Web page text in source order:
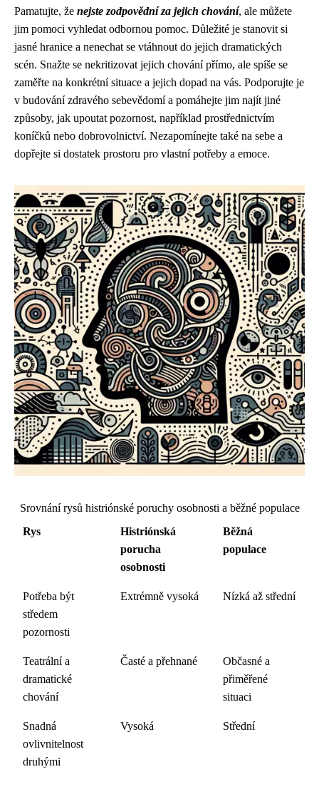
Pamatujte, že nejste zodpovědní za jejich chování, ale můžete
jim pomoci vyhledat odbornou pomoc. Důležité je stanovit si
jasné hranice a nenechat se vtáhnout do jejich dramatických
scén. Snažte se nekritizovat jejich chování přímo, ale spíše se
zaměřte na konkrétní situace a jejich dopad na vás. Podporujte je
v budování zdravého sebevědomí a pomáhejte jim najít jiné
způsoby, jak upoutat pozornost, například prostřednictvím
koníčků nebo dobrovolnictví. Nezapomínejte také na sebe a
dopřejte si dostatek prostoru pro vlastní potřeby a emoce.
Srovnání rysů histriónské poruchy osobnosti a běžné populace
Rys
Histriónská
porucha
osobnosti
Běžná
populace
Potřeba být
středem
pozornosti
Extrémně vysoká Nízká až střední
Teatrální a
dramatické
chování
Časté a přehnané
Občasné a
přiměřené
situaci
Snadná
ovlivnitelnost
druhými
Vysoká Střední